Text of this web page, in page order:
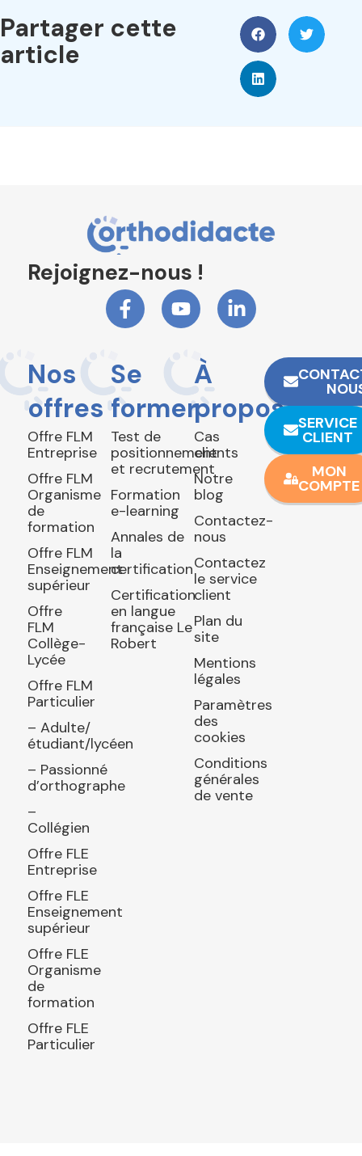
Partager cette
article
Rejoignez-nous !
Nos
offres
Offre FLM
Entreprise
Offre FLM
Organisme
de
formation
Offre FLM
Enseignement
supérieur
Offre
FLM
Collège-
Lycée
Offre FLM
Particulier
– Adulte/
étudiant/lycéen
– Passionné
d’orthographe
–
Collégien
Offre FLE
Entreprise
Offre FLE
Enseignement
supérieur
Offre FLE
Organisme
de
formation
Offre FLE
Particulier
Se
former
Test de
positionnement
et recrutement
Formation
e-learning
Annales de
la
certification
Certification
en langue
française Le
Robert
À
propos
Cas
clients
Notre
blog
Contactez-
nous
Contactez
le service
client
Plan du
site
Mentions
légales
Paramètres
des
cookies
Conditions
générales
de vente
SERVICE
CLIENT
MON
COMPTE